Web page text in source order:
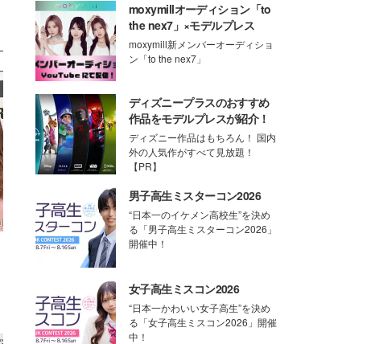
moxymillオーディション「to
the nex7」×モデルプレス
moxymill新メンバーオーディショ
ン「to the nex7」
ディズニープラスのおすすめ
作品をモデルプレスが紹介！
ディズニー作品はもちろん！ 国内
外の人気作がすべて見放題！
【PR】
男子高生ミスターコン2026
“日本一のイケメン高校生”を決め
る「男子高生ミスターコン2026」
開催中！
女子高生ミスコン2026
“日本一かわいい女子高生”を決め
る「女子高生ミスコン2026」開催
中！